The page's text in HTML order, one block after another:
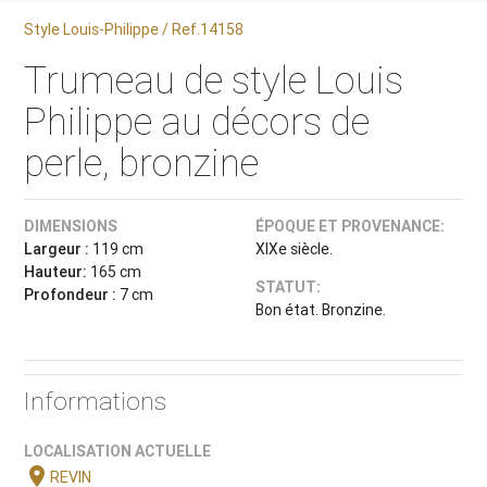
Style Louis-Philippe / Ref.14158
Trumeau de style Louis
Philippe au décors de
perle, bronzine
DIMENSIONS
Largeur : 119 cm
Hauteur: 165 cm
Profondeur : 7 cm
ÉPOQUE ET PROVENANCE:
XIXe siècle.
STATUT:
Bon état. Bronzine.
Informations
LOCALISATION ACTUELLE
location_onREVIN